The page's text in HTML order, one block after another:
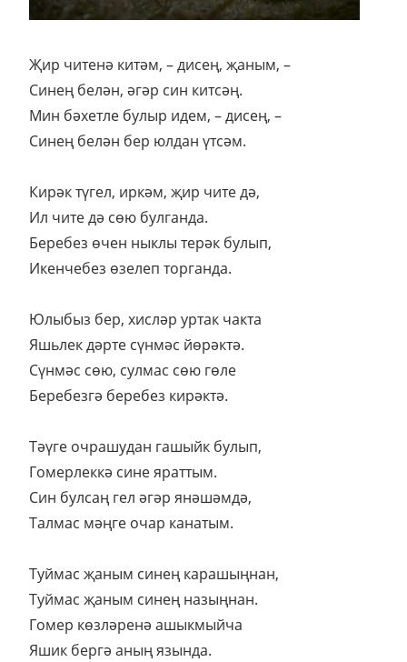
Җир читенә китәм, – дисең, җаным, –
Синең белән, әгәр син китсәң.
Мин бәхетле булыр идем, – дисең, –
Синең белән бер юлдан үтсәм.
Кирәк түгел, иркәм, җир чите дә,
Ил чите дә сөю булганда.
Беребез өчен ныклы терәк булып,
Икенчебез өзелеп торганда.
Юлыбыз бер, хисләр уртак чакта
Яшьлек дәрте сүнмәс йөрәктә.
Сүнмәс сөю, сулмас сөю гөле
Беребезгә беребез кирәктә.
Тәүге очрашудан гашыйк булып,
Гомерлеккә сине яраттым.
Син булсаң гел әгәр янәшәмдә,
Талмас мәңге очар канатым.
Туймас җаным синең карашыңнан,
Туймас җаным синең назыңнан.
Гомер көзләренә ашыкмыйча
Яшик бергә аның язында.